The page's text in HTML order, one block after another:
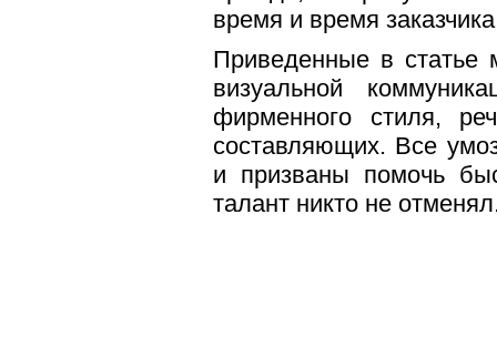
время и время
Приведенные в статье
визуальной
фирменного стиля,
составляющих. Все
и призваны помочь
талант никто не